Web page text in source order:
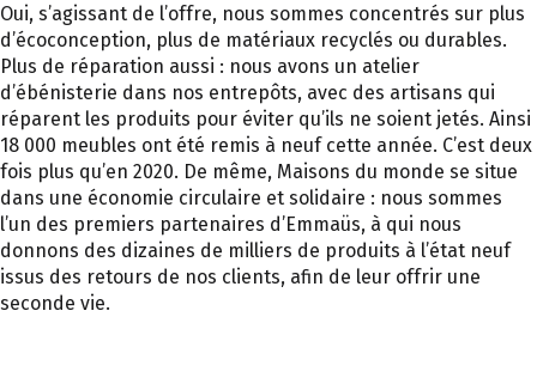
Oui, s’agissant de l’offre, nous sommes concentrés sur plus
d’écoconception, plus de matériaux recyclés ou durables.
Plus de réparation aussi : nous avons un atelier
d’ébénisterie dans nos entrepôts, avec des artisans qui
réparent les produits pour éviter qu’ils ne soient jetés. Ainsi
18 000 meubles ont été remis à neuf cette année. C’est deux
fois plus qu’en 2020. De même, Maisons du monde se situe
dans une économie circulaire et solidaire : nous sommes
l’un des premiers partenaires d’Emmaüs, à qui nous
donnons des dizaines de milliers de produits à l’état neuf
issus des retours de nos clients, afin de leur offrir une
seconde vie.